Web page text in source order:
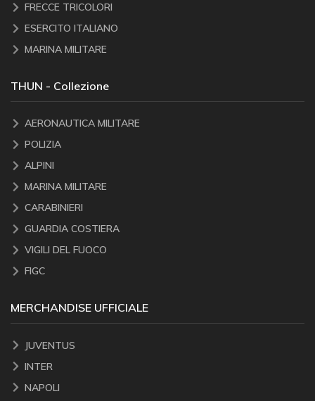
FRECCE TRICOLORI
ESERCITO ITALIANO
MARINA MILITARE
THUN - Collezione
AERONAUTICA MILITARE
POLIZIA
ALPINI
MARINA MILITARE
CARABINIERI
GUARDIA COSTIERA
VIGILI DEL FUOCO
FIGC
MERCHANDISE UFFICIALE
JUVENTUS
INTER
NAPOLI